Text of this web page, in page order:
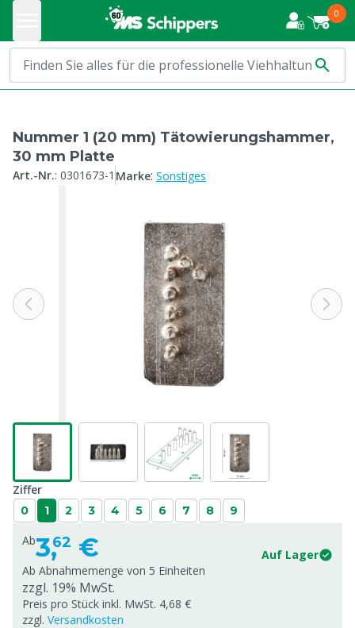
0
Nummer 1 (20 mm) Tätowierungshammer,
30 mm Platte
Art.-Nr.: 0301673-1 Marke: Sonstiges
Ziffer
0 1 2 3 4 5 6 7 8 9
Ab3,62 €
Auf Lager
Ab Abnahmemenge von 5 Einheiten
zzgl. 19% MwSt.
Preis pro Stück inkl. MwSt. 4,68 €
zzgl. Versandkosten